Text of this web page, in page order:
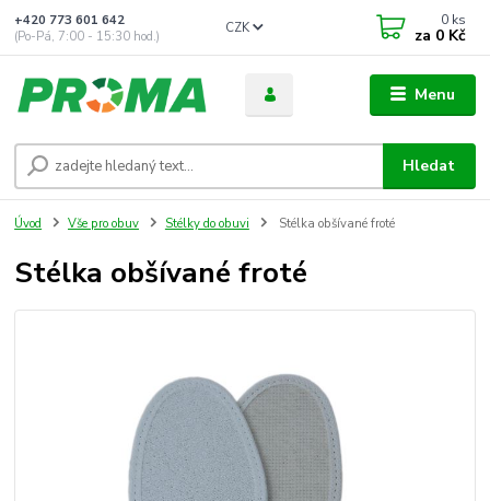
Menu
CZK
Hledat
+420 773 601 642
(Po-Pá, 7:00 - 15:30 hod.)
0 ks
za 0 Kč
Úvod Vše pro obuv Stélky do obuvi Stélka obšívané froté
Stélka obšívané froté